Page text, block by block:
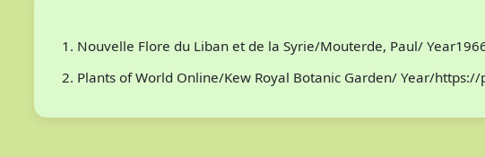
Nouvelle Flore du Liban et de la Syrie/Mouterde, Paul/
Plants of World Online/Kew Royal Botanic Garden/ Year/